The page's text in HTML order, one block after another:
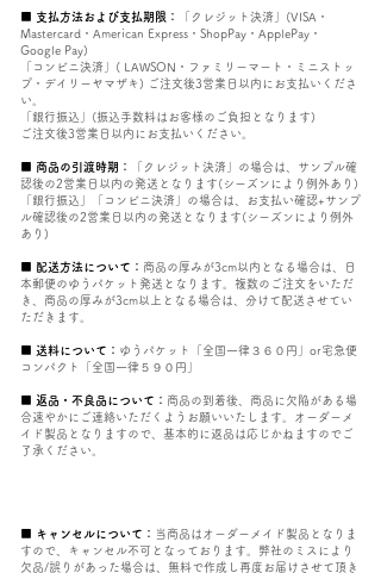
■ 支払方法および支払期限：
「クレジット決済」(VISA・
Mastercard・American Express・ShopPay・ApplePay・
Google Pay)
「コンビニ決済」( LAWSON・ファミリーマート・ミニストッ
プ・デイリーヤマザキ) ご注文後3営業日以内にお支払いくださ
い。
「銀行振込」(振込手数料はお客様のご負担となります)
ご注文後3営業日以内にお支払いください。
■ 商品の引渡時期：
「クレジット決済」の場合は、サンプル確
認後の2営業日以内の発送となります(シーズンにより例外あり)
「銀行振込」「コンビニ決済」の場合は、お支払い確認+サンプ
ル確認後の2営業日以内の発送となります(シーズンにより例外
あり)
■ 配送方法について： 商品の厚みが3cm以内となる場合は、日
本郵便のゆうパケット発送となります。複数のご注文をいただ
き、商品の厚みが3cm以上となる場合は、分けて配送させてい
ただきます。
■ 送料について： ゆうパケット「全国一律３６０円」or宅急便
コンパクト「全国一律５９０円」
■ 返品・不良品について： 商品の到着後、商品に欠陥がある場
合速やかにご連絡いただくようお願いいたします。オーダーメ
イド製品となりますので、基本的に返品は応じかねますのでご
了承ください。
キャンセルについて： 当商品はオーダーメイド製品となりま
すので、キャンセル不可となっております。弊社のミスにより
欠品/誤りがあった場合は、無料で作成し再度お届けさせて頂き